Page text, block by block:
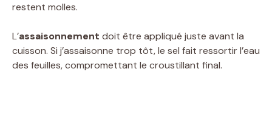
restent molles.
L’assaisonnement doit être appliqué juste avant la
cuisson. Si j’assaisonne trop tôt, le sel fait ressortir l’eau
des feuilles, compromettant le croustillant final.